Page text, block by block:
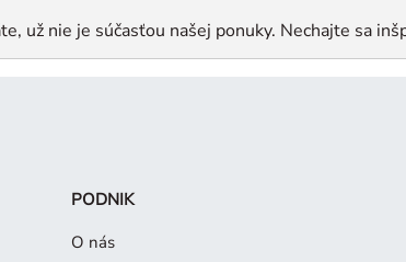
už nie je súčasťou našej ponuky. Nechajte sa
PODNIK
O nás